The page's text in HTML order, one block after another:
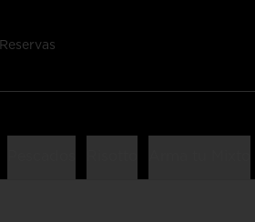
Reservas